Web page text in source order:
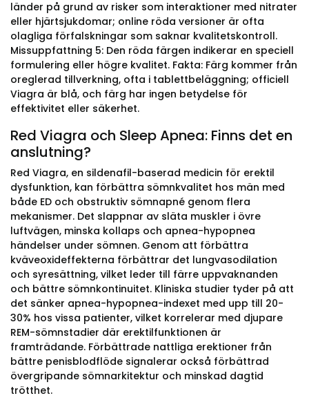
länder på grund av risker som interaktioner med nitrater
eller hjärtsjukdomar; online röda versioner är ofta
olagliga förfalskningar som saknar kvalitetskontroll.
Missuppfattning 5: Den röda färgen indikerar en speciell
formulering eller högre kvalitet. Fakta: Färg kommer från
oreglerad tillverkning, ofta i tablettbeläggning; officiell
Viagra är blå, och färg har ingen betydelse för
effektivitet eller säkerhet.
Red Viagra och Sleep Apnea: Finns det en
anslutning?
Red Viagra, en sildenafil-baserad medicin för erektil
dysfunktion, kan förbättra sömnkvalitet hos män med
både ED och obstruktiv sömnapné genom flera
mekanismer. Det slappnar av släta muskler i övre
luftvägen, minska kollaps och apnea-hypopnea
händelser under sömnen. Genom att förbättra
kväveoxideffekterna förbättrar det lungvasodilation
och syresättning, vilket leder till färre uppvaknanden
och bättre sömnkontinuitet. Kliniska studier tyder på att
det sänker apnea-hypopnea-indexet med upp till 20-
30% hos vissa patienter, vilket korrelerar med djupare
REM-sömnstadier där erektilfunktionen är
framträdande. Förbättrade nattliga erektioner från
bättre penisblodflöde signalerar också förbättrad
övergripande sömnarkitektur och minskad dagtid
trötthet.